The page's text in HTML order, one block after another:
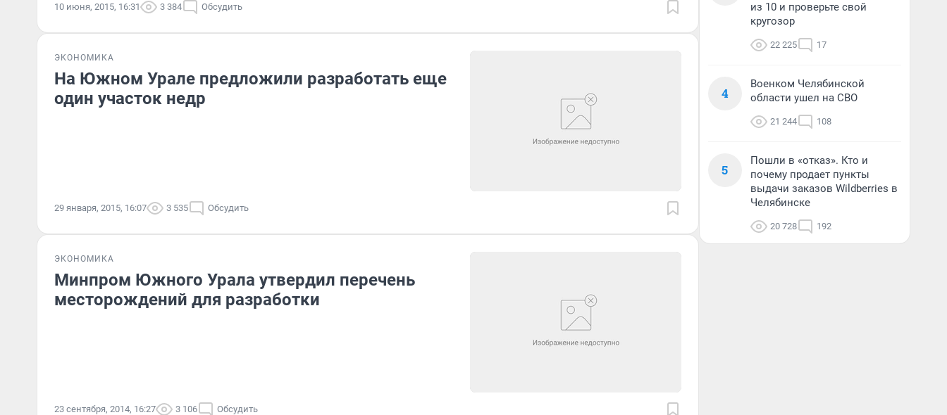
10 июня, 2015, 16:31 3 384 Обсудить
ЭКОНОМИКА
На Южном Урале предложили разработать еще
один участок недр
29 января, 2015, 16:07 3 535 Обсудить
ЭКОНОМИКА
Минпром Южного Урала утвердил перечень
месторождений для разработки
23 сентября, 2014, 16:27 3 106 Обсудить
из 10 и проверьте свой
кругозор
22 225 17
4
Военком Челябинской
области ушел на СВО
21 244 108
5
Пошли в «отказ». Кто и
почему продает пункты
выдачи заказов Wildberries в
Челябинске
20 728 192